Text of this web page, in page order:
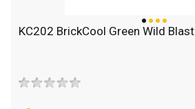
KC202 BrickCool Green Wild Blast